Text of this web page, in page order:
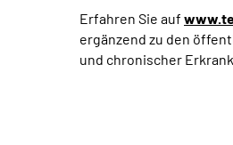
Erfahren Sie auf
ergänzend zu den
und chronischer